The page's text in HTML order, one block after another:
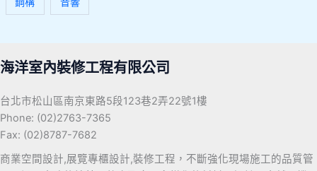
海洋室內裝修工程有限公司
台北市松山區南京東路5段123巷2弄22號1樓
Phone: (02)2763-7365
Fax: (02)8787-7682
商業空間設計,展覽專櫃設計,裝修工程，不斷強化現場施工的品質管